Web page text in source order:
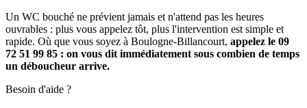
Un WC bouché ne prévient jamais et n'attend pas les heures
ouvrables : plus vous appelez tôt, plus l'intervention est simple et
rapide. Où que vous soyez à Boulogne-Billancourt, appelez le 09
72 51 99 85 : on vous dit immédiatement sous combien de temps
un déboucheur arrive.
Besoin d'aide ?